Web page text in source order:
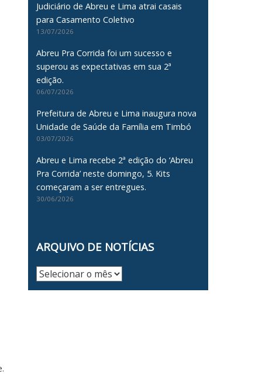
Judiciário de Abreu e Lima atrai casais
para Casamento Coletivo
13/07/2026
Abreu Pra Corrida foi um sucesso e
superou as expectativas em sua 2ª
edição.
06/07/2026
Prefeitura de Abreu e Lima inaugura nova
Unidade de Saúde da Família em Timbó
03/07/2026
Abreu e Lima recebe 2ª edição do ‘Abreu
Pra Corrida’ neste domingo, 5. Kits
começaram a ser entregues.
30/06/2026
ARQUIVO DE NOTÍCIAS
Arquivo